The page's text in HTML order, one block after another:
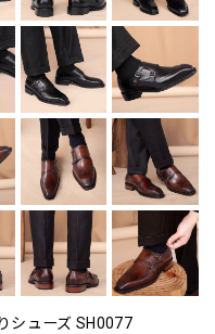
シューズ SH0077